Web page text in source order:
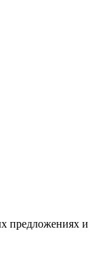
предложениях и